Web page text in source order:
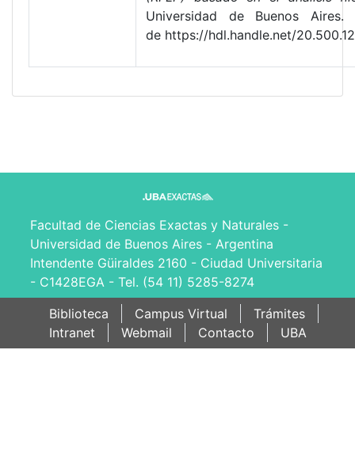
Universidad de Buenos
de https://hdl.handle.net/
Facultad de Ciencias Exactas y Naturales -
Universidad de Buenos Aires - Argentina
Intendente Güiraldes 2160 - Ciudad Universitaria
- C1428EGA - Tel. (54 11) 5285-8274
Biblioteca
Campus Virtual
Trámites
Intranet
Webmail Contacto UBA